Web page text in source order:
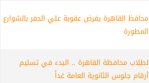
محافظ القاهرة يفرض عقوبة علي الحفر بالشوارع
المطورة
لطلاب محافظة القاهرة .. البدء في تسليم
أرقام جلوس الثانوية العامة غداً